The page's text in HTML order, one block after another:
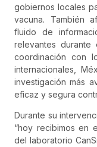
gobiernos locales
vacuna. También
fluido de
relevantes durante
coordinación con
internacionales,
investigación más
eficaz y segura
Durante su
“hoy recibimos en
del laboratorio